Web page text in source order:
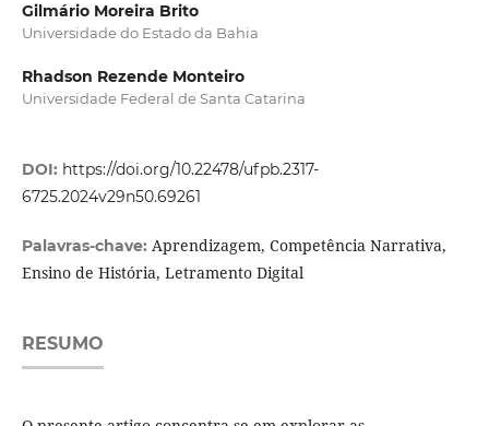
Gilmário Moreira Brito
Universidade do Estado da Bahia
Rhadson Rezende Monteiro
Universidade Federal de Santa Catarina
DOI: https://doi.org/10.22478/ufpb.2317-
6725.2024v29n50.69261
Palavras-chave: Aprendizagem, Competência Narrativa,
Ensino de História, Letramento Digital
RESUMO